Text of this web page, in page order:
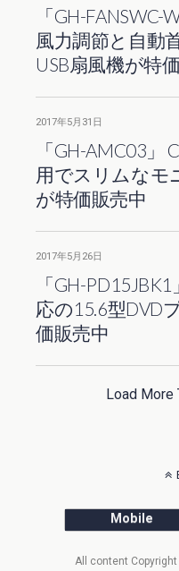
「GH-FANSWC-
風力調節と自動
USB扇風機が特
2017年5月31日
「GH-AMC03」
用でスリムなモ
が特価販売中
2017年5月26日
「GH-
応の15.6型DVD
価販売中
Load More
Mobile
All content